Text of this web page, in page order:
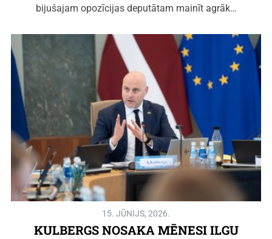
bijušajam opozīcijas deputātam mainīt agrāk…
15. JŪNIJS, 2026.
KULBERGS NOSAKA MĒNESI ILGU